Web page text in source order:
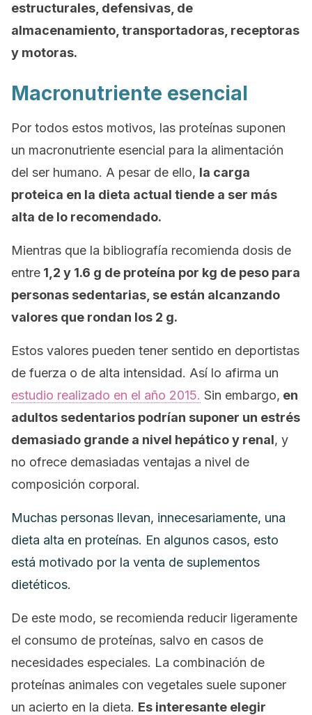
estructurales, defensivas, de
almacenamiento, transportadoras, receptoras
y motoras.
Macronutriente esencial
Por todos estos motivos, las proteínas suponen
un macronutriente esencial para la alimentación
del ser humano. A pesar de ello, la carga
proteica en la dieta actual tiende a ser más
alta de lo recomendado.
Mientras que la bibliografía recomienda dosis de
entre 1,2 y 1.6 g de proteína por kg de peso para
personas sedentarias, se están alcanzando
valores que rondan los 2 g.
Estos valores pueden tener sentido en deportistas
de fuerza o de alta intensidad. Así lo afirma un
estudio realizado en el año 2015. Sin embargo, en
adultos sedentarios podrían suponer un estrés
demasiado grande a nivel hepático y renal, y
no ofrece demasiadas ventajas a nivel de
composición corporal.
Muchas personas llevan, innecesariamente, una
dieta alta en proteínas. En algunos casos, esto
está motivado por la venta de suplementos
dietéticos.
De este modo, se recomienda reducir ligeramente
el consumo de proteínas, salvo en casos de
necesidades especiales. La combinación de
proteínas animales con vegetales suele suponer
un acierto en la dieta. Es interesante elegir